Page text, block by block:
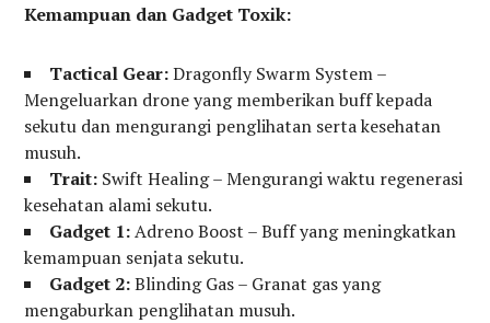
Kemampuan dan Gadget Toxik:
Tactical Gear:Dragonfly Swarm System –
Mengeluarkan drone yang memberikan buff kepada
sekutu dan mengurangi penglihatan serta kesehatan
musuh.
Trait: Swift Healing – Mengurangi waktu regenerasi
kesehatan alami sekutu.
Gadget 1:Adreno Boost – Buff yang meningkatkan
kemampuan senjata sekutu.
Gadget 2:Blinding Gas – Granat gas yang
mengaburkan penglihatan musuh.